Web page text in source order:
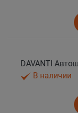
В наличии